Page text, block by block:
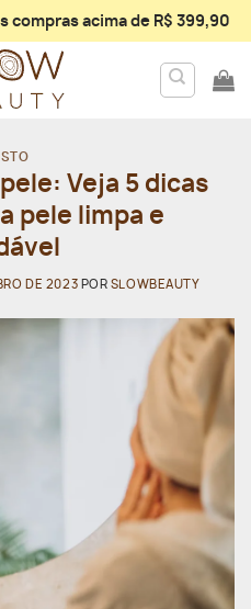
compras acima de R$ 399,90
Veja 5 dicas
pele limpa e
DE 2023 POR SLOWBEAUTY